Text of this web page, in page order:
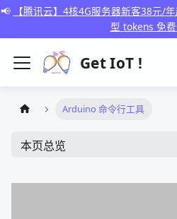
📢
【腾讯云】4核4G服务器新客38元/
型 tokens 免
Get IoT !
Arduino 命令行工具
本页总览